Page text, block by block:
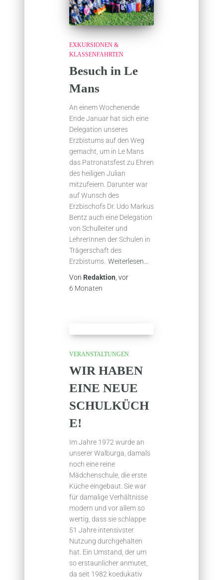
EXKURSIONEN &
KLASSENFAHRTEN
Besuch in Le
Mans
An einem Wochenende
Ende Januar hat sich eine
Delegation unseres
Erzbistums auf den Weg
gemacht, um in Le Mans
das Patronatsfest zu Ehren
des heiligen Julian
mitzufeiern. Darunter war
auf Wunsch des
Erzbischofs Dr. Udo Markus
Bentz auch eine Delegation
von Schulleiter und
LehrerInnen der Schulen in
Trägerschaft des
Erzbistums. Weiterlesen…
Von Redaktion , vor
6 Monaten
VERANSTALTUNGEN
WIR HABEN
EINE NEUE
SCHULKÜCH
E!
Im Jahre 1972 wurde an
unserer Walburga, damals
noch eine reine
Mädchenschule, die erste
Küche eingebaut. Sie war
für damalige Verhältnisse
modern und vor allem so
wertig, dass sie schlappe
51 Jahre intensivster
Nutzung durchgehalten
hat. Ein Umstand, der um
so erstaunlicher anmutet,
da seit 1982 koedukativ